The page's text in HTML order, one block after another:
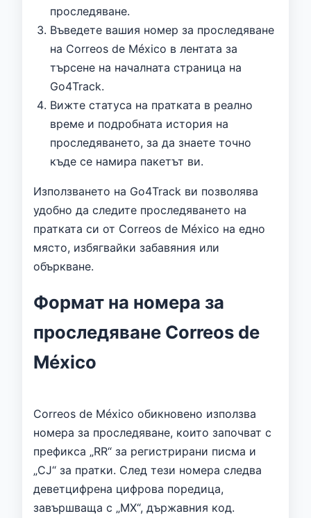
проследяване.
Въведете вашия номер за проследяване
на Correos de México в лентата за
търсене на началната страница на
Go4Track.
Вижте статуса на пратката в реално
време и подробната история на
проследяването, за да знаете точно
къде се намира пакетът ви.
Използването на Go4Track ви позволява
удобно да следите проследяването на
пратката си от Correos de México на едно
място, избягвайки забавяния или
объркване.
Формат на номера за
проследяване Correos de
México
Correos de México обикновено използва
номера за проследяване, които започват с
префикса „RR“ за регистрирани писма и
„CJ“ за пратки. След тези номера следва
деветцифрена цифрова поредица,
завършваща с „MX“, държавния код.